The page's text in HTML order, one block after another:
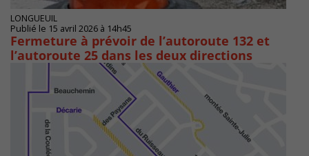
LONGUEUIL
Publié le 15 avril 2026 à 14h45
Fermeture à prévoir de l’autoroute 132 et
l’autoroute 25 dans les deux directions